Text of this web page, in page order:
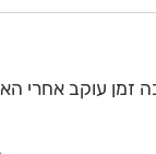
זמן עוקב אחרי